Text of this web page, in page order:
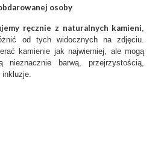
osoby
ręcznie z naturalnych kamieni
od tych widocznych na zdjęciu.
kamienie jak najwierniej, ale mogą
barwą, przejrzystością,